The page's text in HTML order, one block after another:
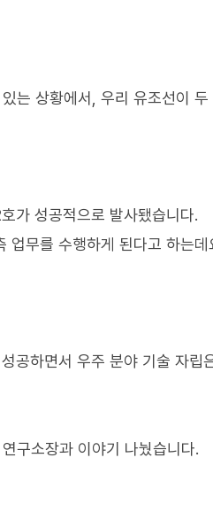
는 상황에서, 우리 유조선이
가 성공적으로 발사됐습니다.
업무를 수행하게 된다고 하는데
공하면서 우주 분야 기술 자
구소장과 이야기 나눴습니다.